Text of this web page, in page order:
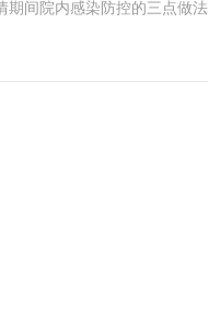
期间院内感染防控的三点做法